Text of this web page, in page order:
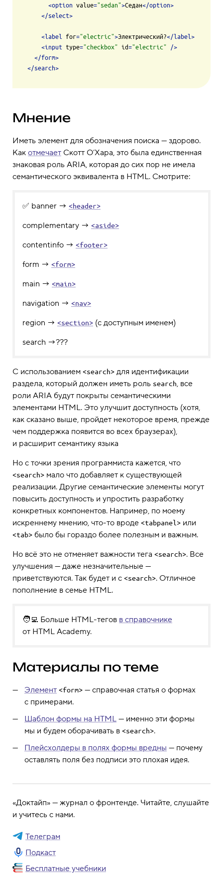
<option value="sedan">Седан</option>
</select>
<label for="electric">Электрический?</label >
<input type="checkbox" id="electric" />
</form>
</search>
Мнение
Иметь элемент для обозначения поиска — здорово.
Как отмечает Скотт О’Хара, это была единственная
знаковая роль ARIA, которая до сих пор не имела
семантического эквивалента в HTML. Смотрите:
✅ banner → <header>
complementary → <aside>
contentinfo → <footer>
form → <form>
main → <main>
navigation → <nav>
region → <section> (с доступным именем)
search →???
С использованием <search> для идентификации
раздела, который должен иметь роль search, все
роли ARIA будут покрыты семантическими
элементами HTML. Это улучшит доступность (хотя,
как сказано выше, пройдет некоторое время, прежде
чем поддержка появится во всех браузерах),
и расширит семантику языка
Но с точки зрения программиста кажется, что
<search> мало что добавляет к существующей
реализации. Другие семантические элементы могут
повысить доступность и упростить разработку
конкретных компонентов. Например, по моему
искреннему мнению, что-то вроде <tabpanel> или
<tab> было бы гораздо более полезным и важным.
Но всё это не отменяет важности тега <search>. Все
улучшения — даже незначительные —
приветствуются. Так будет и с <search>. Отличное
пополнение в семье HTML.
🧑‍💻 Больше HTML-тегов в справочнике
от HTML Academy.
Материалы по теме
Элемент <form> — справочная статья о формах
с примерами.
Шаблон формы на HTML — именно эти формы
мы и будем оборачивать в <search>.
Плейсхолдеры в полях формы вредны — почему
оставлять поля без подписи это плохая идея.
«Доктайп» — журнал о фронтенде. Читайте, слушайте
и учитесь с нами.
Телеграм
Подкаст
Бесплатные учебники